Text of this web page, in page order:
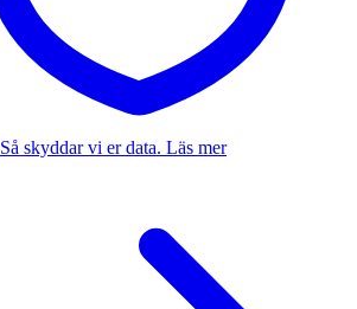
Så skyddar vi er data. Läs mer